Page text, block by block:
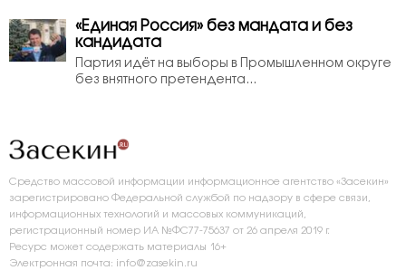
«Единая Россия» без мандата и без
кандидата
Партия идёт на выборы в Промышленном округе
без внятного претендента...
Средство массовой информации информационное агентство «Засекин»
зарегистрировано Федеральной службой по надзору в сфере связи,
информационных технологий и массовых коммуникаций,
регистрационный номер ИА №ФС77-75637 от 26 апреля 2019 г.
Ресурс может содержать материалы 16+
Электронная почта: info@zasekin.ru